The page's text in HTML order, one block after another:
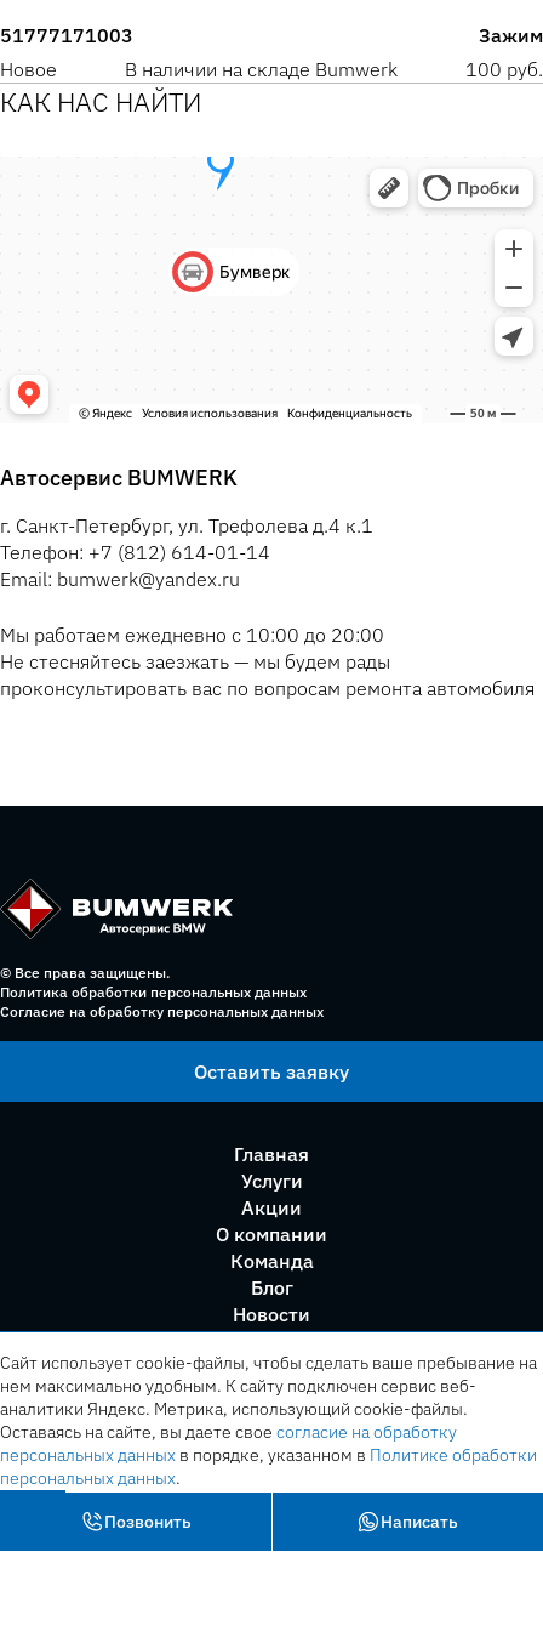
51777171003
Зажим
Новое
В наличии на складе Bumwerk 100 руб.
КАК НАС НАЙТИ
Автосервис BUMWERK
г. Санкт-Петербург, ул. Трефолева д.4 к.1
Телефон: +7 (812) 614-01-14
Email: bumwerk@yandex.ru
Мы работаем ежедневно с 10:00 до 20:00
Не стесняйтесь заезжать — мы будем рады
проконсультировать вас по вопросам ремонта автомобиля
© Все права защищены.
Политика обработки персональных данных
Согласие на обработку персональных данных
Оставить заявку
Главная
Услуги
Акции
О компании
Команда
Блог
Новости
Позвонить Написать
Сайт использует cookie-файлы, чтобы сделать ваше пребывание на
нем максимально удобным. К cайту подключен сервис веб-
аналитики Яндекс. Метрика, использующий cookie-файлы.
Оставаясь на сайте, вы даете свое согласие на обработку
персональных данных в порядке, указанном в Политике обработки
персональных данных.